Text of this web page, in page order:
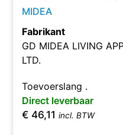
MIDEA
Fabrikant
GD MIDEA LIVING
LTD.
Toevoerslang .
Direct leverbaar
€ 46,11 incl. BTW